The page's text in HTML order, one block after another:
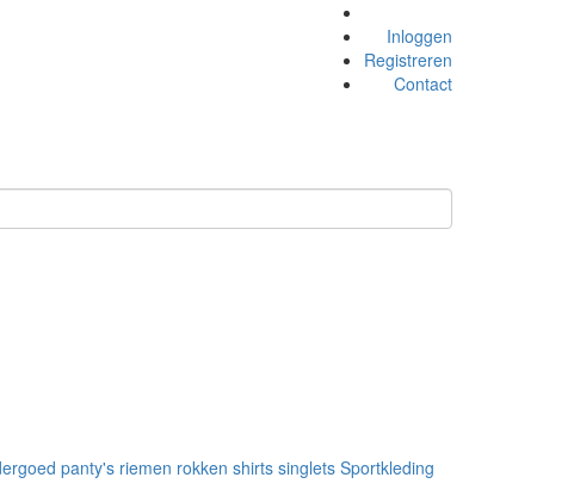
Inloggen
Registreren
Contact
panty's riemen rokken shirts singlets Sportkleding